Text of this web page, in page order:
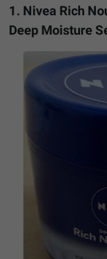
1. Nivea Rich
Deep Moisture